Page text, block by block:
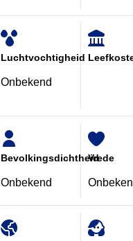
Luchtvochtigheid
Onbekend
Bevolkingsdichtheid
Onbekend
Vrede